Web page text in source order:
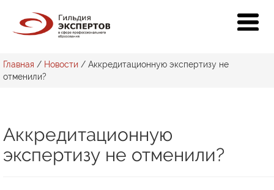
Главная / Новости / Аккредитационную экспертизу не
отменили?
Аккредитационную
экспертизу не отменили?